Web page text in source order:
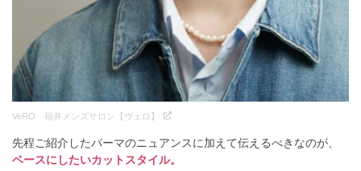
VeRO 福井メンズサロン【ヴェロ】
先程ご紹介したパーマのニュアンスに加えて伝えるべきなのが、
ベースにしたいカットスタイル。